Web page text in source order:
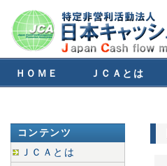
ＨＯＭＥ ＪＣＡとは
コンテンツ
ＪＣＡとは